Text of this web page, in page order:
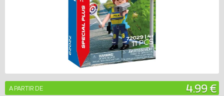
A PARTIR DE 4.99 €